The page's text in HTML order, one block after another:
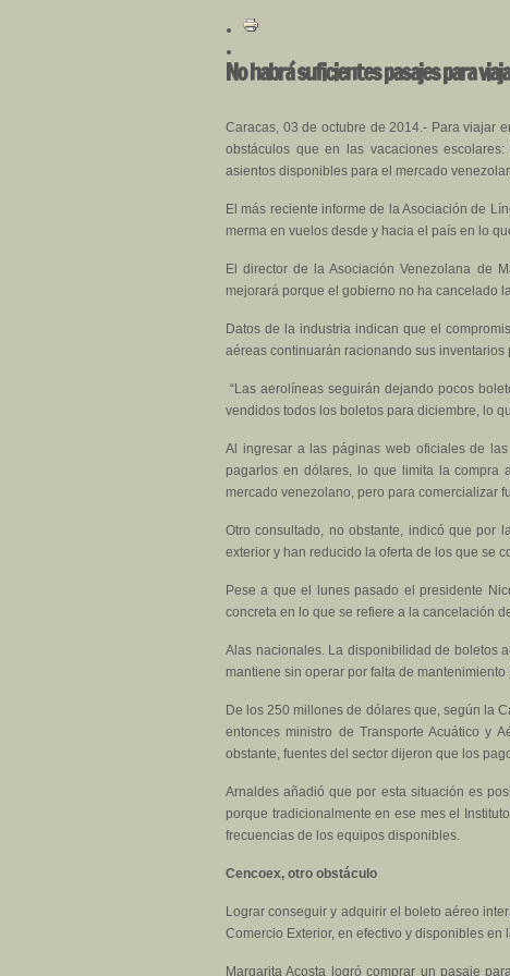
No habrá suficientes pasajes para
Caracas, 03 de octubre de 2014.- Para viajar
obstáculos que en las vacaciones
asientos disponibles para el mercado
El más reciente informe de la Asociación de
merma en vuelos desde y hacia el país en lo
El director de la Asociación Venezolana de
mejorará porque el gobierno no ha cancelado
Datos de la industria indican que el
aéreas continuarán racionando sus
“Las aerolíneas seguirán dejando pocos
vendidos todos los boletos para diciembre, lo
Al ingresar a las páginas web oficiales de
pagarlos en dólares, lo que limita la compra
mercado venezolano, pero para comercializar
Otro consultado, no obstante, indicó que por
exterior y han reducido la oferta de los que se
Pese a que el lunes pasado el presidente
concreta en lo que se refiere a la cancelación
Alas nacionales. La disponibilidad de boletos
mantiene sin operar por falta de
De los 250 millones de dólares que, según la
entonces ministro de Transporte Acuático y
obstante, fuentes del sector dijeron que los
Arnaldes añadió que por esta situación es
porque tradicionalmente en ese mes el
frecuencias de los equipos disponibles.
Cencoex, otro obstáculo
Lograr conseguir y adquirir el boleto aéreo
Comercio Exterior, en efectivo y disponibles
Margarita Acosta logró comprar un pasaje